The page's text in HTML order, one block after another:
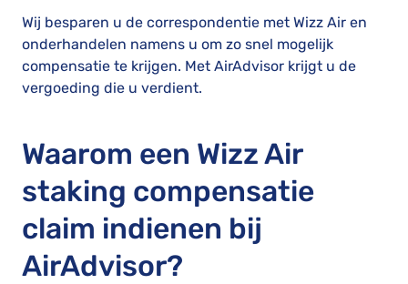
Wij besparen u de correspondentie met Wizz Air en
onderhandelen namens u om zo snel mogelijk
compensatie te krijgen. Met AirAdvisor krijgt u de
vergoeding die u verdient.
Waarom een Wizz Air
staking compensatie
claim indienen bij
AirAdvisor?